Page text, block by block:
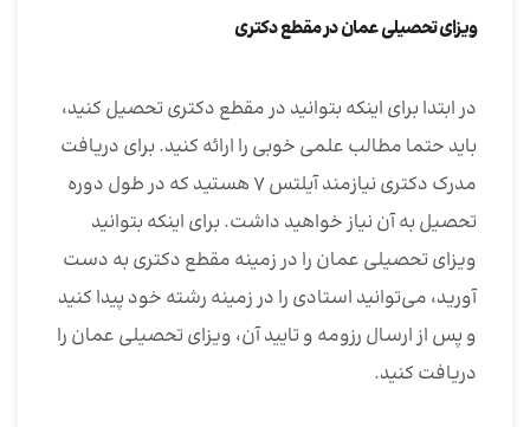
ویزای تحصیلی عمان در مقطع دکتری
در ابتدا برای اینکه بتوانید در مقطع دکتری تحصیل کنید،
باید حتما مطالب علمی خوبی را ارائه کنید. برای دریافت
مدرک دکتری نیازمند آیلتس ۷ هستید که در طول دوره
تحصیل به آن نیاز خواهید داشت. برای اینکه بتوانید
ویزای تحصیلی عمان را در زمینه مقطع دکتری به دست
آورید، می‌توانید استادی را در زمینه رشته خود پیدا کنید
و پس از ارسال رزومه و تایید آن، ویزای تحصیلی عمان را
دریافت کنید.